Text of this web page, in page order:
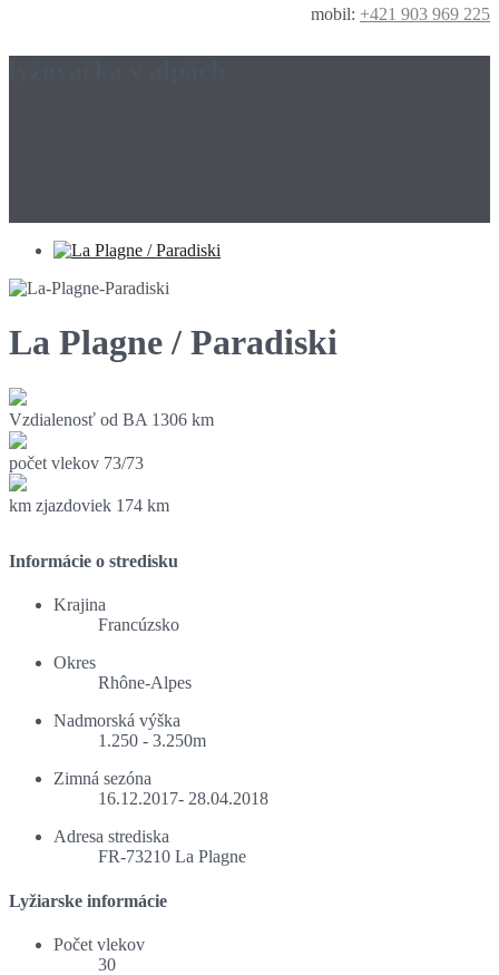
mobil: +421 903 969 225
La Plagne / Paradiski
Vzdialenosť od BA 1306 km
počet vlekov 73/73
km zjazdoviek 174 km
Informácie o stredisku
Krajina
Francúzsko
Okres
Rhône-Alpes
Nadmorská výška
1.250 - 3.250m
Zimná sezóna
16.12.2017- 28.04.2018
Adresa strediska
FR-73210 La Plagne
Lyžiarske informácie
Počet vlekov
30